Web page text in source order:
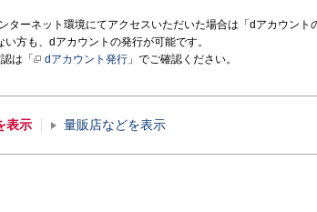
ターネット環境にてアクセスいただいた場合は「dアカウン
方も、dアカウントの発行が可能です。
は「
dアカウント発行 」でご確認ください。
表示 量販店などを表示